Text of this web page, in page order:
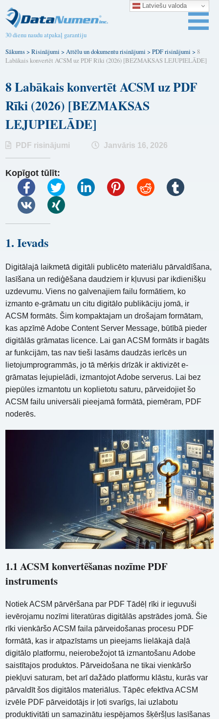
30 dienu naudu atpakaļ garantiju
Sākums>Risinājumi >Attēlu un dokumentu risinājumi >PDF risinājumi > 8
Labākais konvertēt ACSM uz PDF Rīki (2026) [BEZMAKSAS LEJUPIELĀDE]
8 Labākais konvertēt ACSM uz PDF
Rīki (2026) [BEZMAKSAS
LEJUPIELĀDE]
PDF risinājumi Janvāris 16, 2026
Kopīgot tūlīt:
1. Ievads
Digitālajā laikmetā digitāli publicēto materiālu pārvaldīšana,
lasīšana un rediģēšana daudziem ir kļuvusi par ikdienišķu
uzdevumu. Viens no galvenajiem failu formātiem, ko
izmanto e-grāmatu un citu digitālo publikāciju jomā, ir
ACSM formāts. Šim kompaktajam un drošajam formātam,
kas apzīmē Adobe Content Server Message, būtībā pieder
digitālās grāmatas licence. Lai gan ACSM formāts ir bagāts
ar funkcijām, tas nav tieši lasāms daudzās ierīcēs un
lietojumprogrammās, jo tā mērķis drīzāk ir aktivizēt e-
grāmatas lejupielādi, izmantojot Adobe serverus. Lai bez
piepūles izmantotu un koplietotu saturu, pārveidojiet šo
ACSM failu universāli pieejamā formātā, piemēram, PDF
noderēs.
1.1 ACSM konvertēšanas nozīme PDF
instruments
Notiek ACSM pārvēršana par PDF Tādēļ rīki ir ieguvuši
ievērojamu nozīmi literatūras digitālās apstrādes jomā. Šie
rīki vienkāršo ACSM faila pārveidošanas procesu PDF
formātā, kas ir atpazīstams un pieejams lielākajā daļā
digitālo platformu, neierobežojot tā izmantošanu Adobe
saistītajos produktos. Pārveidošana ne tikai vienkāršo
piekļuvi saturam, bet arī dažādo platformu klāstu, kurās var
pārvaldīt šos digitālos materiālus. Tāpēc efektīva ACSM
izvēle PDF pārveidotājs ir ļoti svarīgs, lai uzlabotu
produktivitāti un samazinātu iespējamos šķēršļus lasīšanas
Latviešu valoda